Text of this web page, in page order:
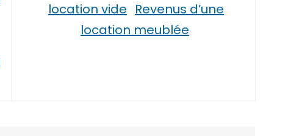
location vide Revenus d’une
location meublée